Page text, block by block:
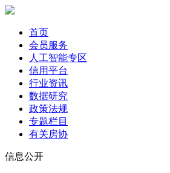
首页
会员服务
人工智能专区
信用平台
行业资讯
数据研究
政策法规
专题栏目
有关房协
信息公开